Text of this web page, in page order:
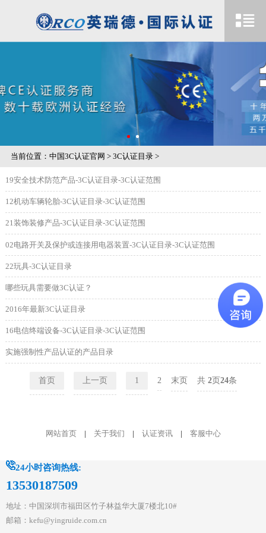
当前位置： 中国3C认证官网 > 3C认证目录>
19安全技术防范产品-3C认证目录-3C认证范围
12机动车辆轮胎-3C认证目录-3C认证范围
21装饰装修产品-3C认证目录-3C认证范围
02电路开关及保护或连接用电器装置-3C认证目录-3C认证范围
22玩具-3C认证目录
哪些玩具需要做3C认证？
2016年最新3C认证目录
16电信终端设备-3C认证目录-3C认证范围
实施强制性产品认证的产品目录
首页 上一页 1 2 末页 共 2页24条
网站首页 | 关于我们 | 认证资讯 | 客服中心
24小时咨询热线:
13530187509
地址：中国深圳市福田区竹子林益华大厦7楼北10#
邮箱：kefu@yingruide.com.cn